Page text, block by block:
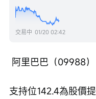
交易中 01/20 02:42
阿里巴巴（09988）
支持位142.4為股價